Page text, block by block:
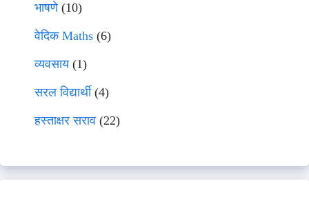
भाषणे(10)
वेदिक Maths (6)
व्यवसाय(1)
सरल विद्यार्थी(4)
हस्ताक्षर सराव (22)